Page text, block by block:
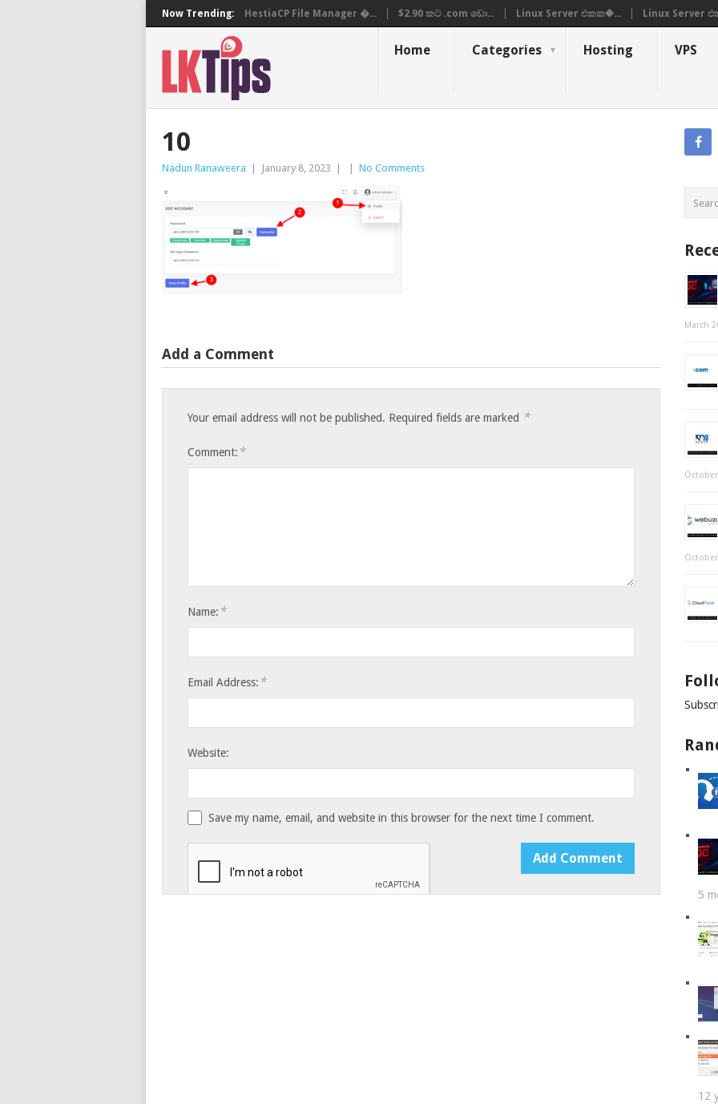
Now Trending: HestiaCP File Manager �... $2.90 කට .com ඩො... Linux Server එකක�... Linux Server
Home Categories Hosting VPS
10
Nadun Ranaweera January 8, 2023 No Comments
Add a Comment
Your email address will not be published. Required fields are marked *
Comment: *
Name: *
Email Address: *
Website:
Save my name, email, and website in this browser for the next time I comment.
March
5
12